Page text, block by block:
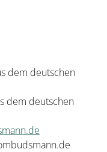
dem deutschen
dem deutschen